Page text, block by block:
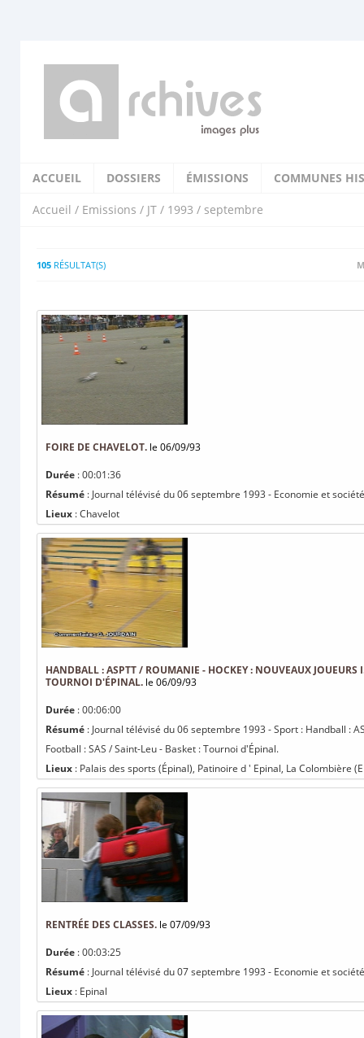
ACCUEIL DOSSIERS ÉMISSIONS COMMUNES
Accueil / Emissions / JT / 1993 / septembre
105 RÉSULTAT(S)
FOIRE DE CHAVELOT. le 06/09/93
Durée : 00:01:36
Résumé : Journal télévisé du 06 septembre 1993 - Economie et
Lieux : Chavelot
HANDBALL : ASPTT / ROUMANIE - HOCKEY : NOUVEAUX
TOURNOI D'ÉPINAL. le 06/09/93
Durée : 00:06:00
Résumé : Journal télévisé du 06 septembre 1993 - Sport : Handball :
Football : SAS / Saint-Leu - Basket : Tournoi d'Épinal.
Lieux : Palais des sports (Épinal), Patinoire d ' Epinal, La Colombière
RENTRÉE DES CLASSES. le 07/09/93
Durée : 00:03:25
Résumé : Journal télévisé du 07 septembre 1993 - Economie et
Lieux : Epinal